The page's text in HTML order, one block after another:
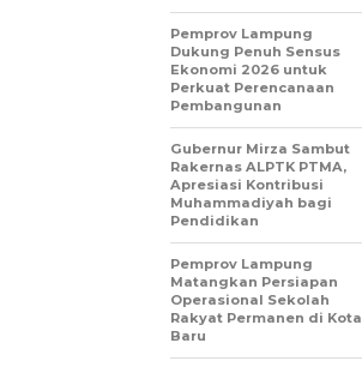
Pemprov Lampung
Dukung Penuh Sensus
Ekonomi 2026 untuk
Perkuat Perencanaan
Pembangunan
Gubernur Mirza Sambut
Rakernas ALPTK PTMA,
Apresiasi Kontribusi
Muhammadiyah bagi
Pendidikan
Pemprov Lampung
Matangkan Persiapan
Operasional Sekolah
Rakyat Permanen di Kota
Baru